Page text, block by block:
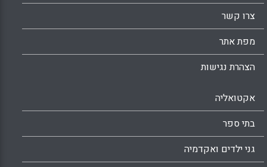
צרו קשר
מפת אתר
הצהרת נגישות
אקטואליה
בתי ספר
גני ילדים ואקדמיה